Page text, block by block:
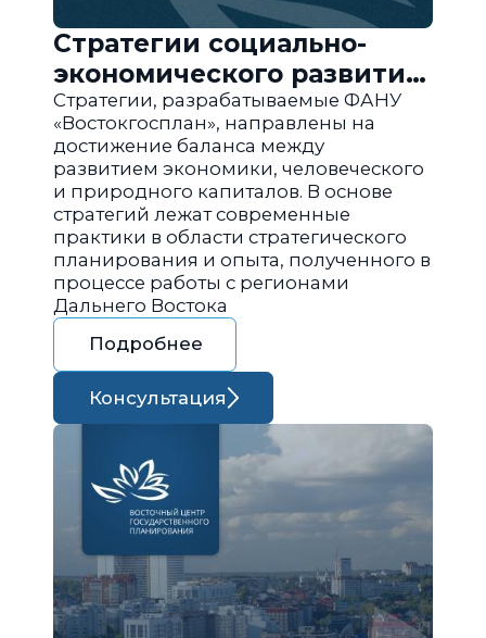
Стратегии социально-
экономического развития
субъектов РФ
Стратегии, разрабатываемые ФАНУ
«Востокгосплан», направлены на
достижение баланса между
развитием экономики, человеческого
и природного капиталов. В основе
стратегий лежат современные
практики в области стратегического
планирования и опыта, полученного в
процессе работы с регионами
Дальнего Востока
Подробнее
Консультация